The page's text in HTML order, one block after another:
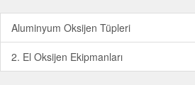
Aluminyum Oksijen Tüpleri
2. El Oksijen Ekipmanları